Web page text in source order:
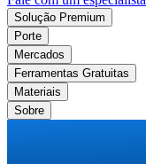
Solução Premium
Porte
Mercados
Ferramentas Gratuitas
Materiais
Sobre